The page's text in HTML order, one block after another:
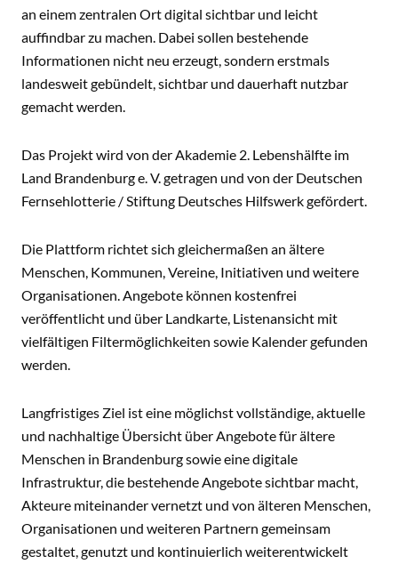
an einem zentralen Ort digital sichtbar und leicht
auffindbar zu machen. Dabei sollen bestehende
Informationen nicht neu erzeugt, sondern erstmals
landesweit gebündelt, sichtbar und dauerhaft nutzbar
gemacht werden.
Das Projekt wird von der Akademie 2. Lebenshälfte im
Land Brandenburg e. V. getragen und von der Deutschen
Fernsehlotterie / Stiftung Deutsches Hilfswerk gefördert.
Die Plattform richtet sich gleichermaßen an ältere
Menschen, Kommunen, Vereine, Initiativen und weitere
Organisationen. Angebote können kostenfrei
veröffentlicht und über Landkarte, Listenansicht mit
vielfältigen Filtermöglichkeiten sowie Kalender gefunden
werden.
Langfristiges Ziel ist eine möglichst vollständige, aktuelle
und nachhaltige Übersicht über Angebote für ältere
Menschen in Brandenburg sowie eine digitale
Infrastruktur, die bestehende Angebote sichtbar macht,
Akteure miteinander vernetzt und von älteren Menschen,
Organisationen und weiteren Partnern gemeinsam
gestaltet, genutzt und kontinuierlich weiterentwickelt